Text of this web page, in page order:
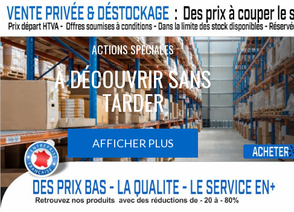
ACTIONS SPÉCIALES
À DÉCOUVRIR SANS
TARDER
AFFICHER PLUS